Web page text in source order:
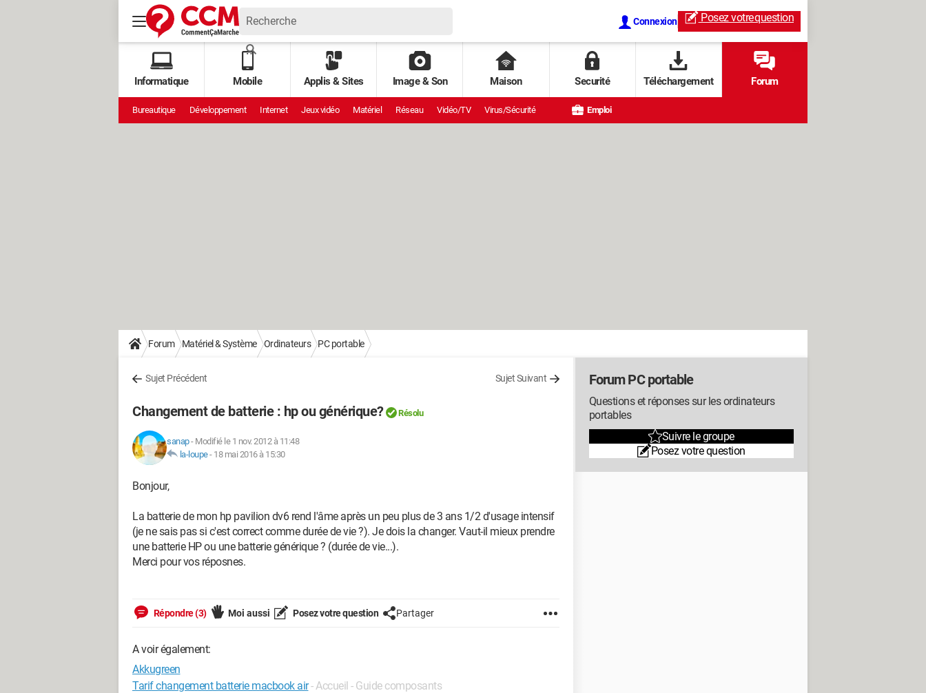
Connexion Posez votrequestion
Informatique Mobile Applis & Sites Image & Son Maison Securité Téléchargement Forum
Bureautique Développement Internet Jeux vidéo Matériel Réseau Vidéo/TV Virus/Sécurité Emploi
Forum Matériel & Système Ordinateurs PC portable
Sujet Précédent Sujet Suivant
Changement de batterie : hp ou générique? Résolu
sanap- Modifié le 1 nov. 2012 à 11:48
la-loupe- 18 mai 2016 à 15:30
Bonjour,
La batterie de mon hp pavilion dv6 rend l'âme après un peu plus de 3 ans 1/2 d'usage intensif
(je ne sais pas si c'est correct comme durée de vie ?). Je dois la changer. Vaut-il mieux prendre
une batterie HP ou une batterie générique ? (durée de vie...).
Merci pour vos réposnes.
Répondre (3) Moi aussi Posez votre question Partager
A voir également:
Akkugreen
Tarif changement batterie macbook air- Accueil - Guide composants
Forum PC portable
Questions et réponses sur les ordinateurs
portables
Suivre le groupe
Posez votre question